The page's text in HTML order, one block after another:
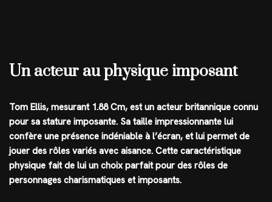
Un acteur au physique imposant
Tom Ellis, mesurant 1.88 Cm, est un acteur britannique connu
pour sa stature imposante. Sa taille impressionnante lui
confère une présence indéniable à l’écran, et lui permet de
jouer des rôles variés avec aisance. Cette caractéristique
physique fait de lui un choix parfait pour des rôles de
personnages charismatiques et imposants.